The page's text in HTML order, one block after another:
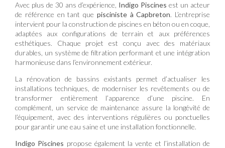
Avec plus de 30 ans d’expérience, Indigo Piscines est un acteur
de référence en tant que pisciniste à Capbreton. L’entreprise
intervient pour la construction de piscines en béton ou en coque,
adaptées aux configurations de terrain et aux préférences
esthétiques. Chaque projet est conçu avec des matériaux
durables, un système de filtration performant et une intégration
harmonieuse dans l’environnement extérieur.
La rénovation de bassins existants permet d’actualiser les
installations techniques, de moderniser les revêtements ou de
transformer entièrement l’apparence d’une piscine. En
complément, un service de maintenance assure la longévité de
l’équipement, avec des interventions régulières ou ponctuelles
pour garantir une eau saine et une installation fonctionnelle.
Indigo Piscines propose également la vente et l’installation de